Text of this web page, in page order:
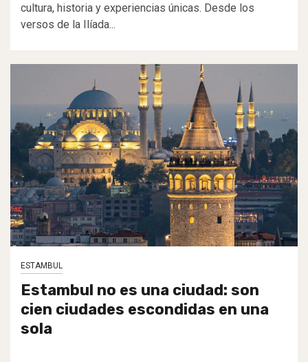
cultura, historia y experiencias únicas. Desde los
versos de la Ilíada...
ESTAMBUL
Estambul no es una ciudad: son
cien ciudades escondidas en una
sola